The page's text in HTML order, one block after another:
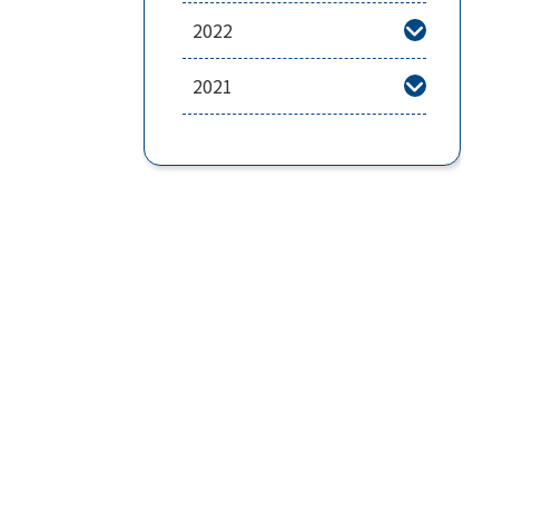
2022 
2021 